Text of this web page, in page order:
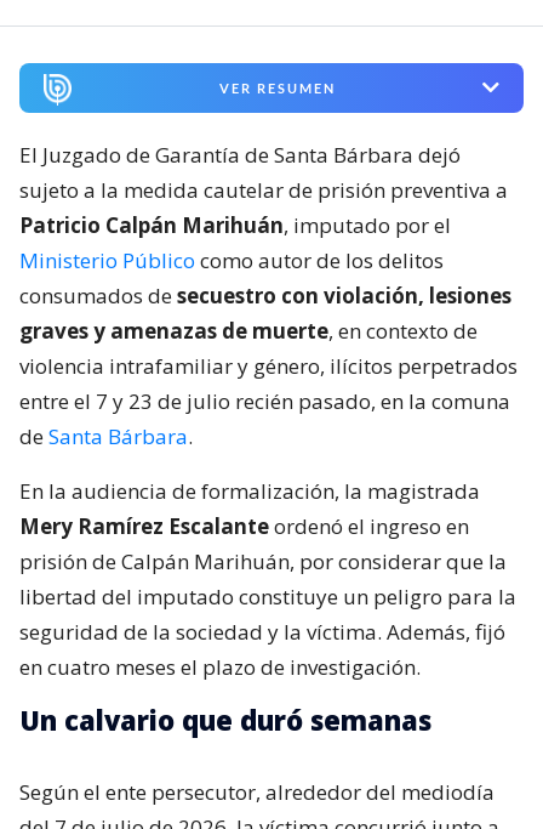
VER RESUMEN
El Juzgado de Garantía de Santa Bárbara dejó
sujeto a la medida cautelar de prisión preventiva a
Patricio Calpán Marihuán, imputado por el
Ministerio Público como autor de los delitos
consumados desecuestro con violación, lesiones
graves y amenazas de muerte, en contexto de
violencia intrafamiliar y género, ilícitos perpetrados
entre el 7 y 23 de julio recién pasado, en la comuna
deSanta Bárbara.
En la audiencia de formalización, la magistrada
Mery Ramírez Escalanteordenó el ingreso en
prisión de Calpán Marihuán, por considerar que la
libertad del imputado constituye un peligro para la
seguridad de la sociedad y la víctima. Además, fijó
en cuatro meses el plazo de investigación.
Un calvario que duró semanas
Según el ente persecutor, alrededor del mediodía